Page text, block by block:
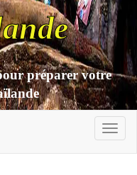
préparer votre